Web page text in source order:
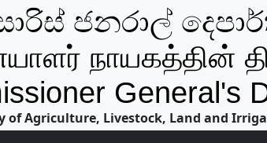
ජනරාල්
நாயகத்தின்
General's
of Agriculture, Livestock, Land and